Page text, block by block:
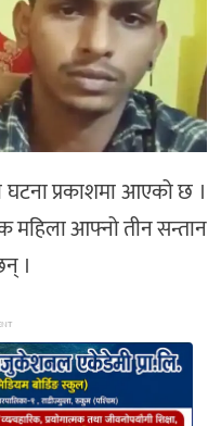
घटना प्रकाशमा आएको छ ।
महिला आफ्नो तीन सन्तान
।